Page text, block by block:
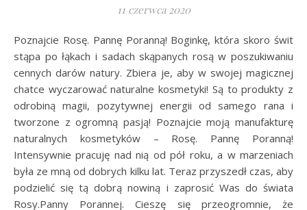
11 czerwca 2020
Poznajcie Rosę. Pannę Poranną! Boginkę, która skoro świt
stąpa po łąkach i sadach skąpanych rosą w poszukiwaniu
cennych darów natury. Zbiera je, aby w swojej magicznej
chatce wyczarować naturalne kosmetyki! Są to produkty z
odrobiną magii, pozytywnej energii od samego rana i
tworzone z ogromną pasją! Poznajcie moją manufakturę
naturalnych kosmetyków – Rosę. Pannę Poranną!
Intensywnie pracuję nad nią od pół roku, a w marzeniach
była ze mną od dobrych kilku lat. Teraz przyszedł czas, aby
podzielić się tą dobrą nowiną i zaprosić Was do świata
Rosy.Panny Porannej. Cieszę się przeogromnie, że